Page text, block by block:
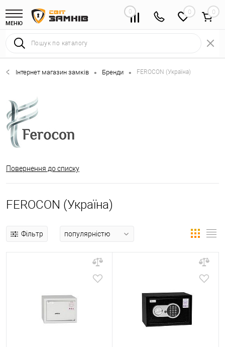
МЕНЮ
0 0
Інтернет магазин замків • Бренди • FEROCON (Україна)
Повернення до списку
FEROCON (Україна)
Фільтр